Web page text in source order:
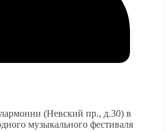
(Невский пр., д.30) в
музыкального фестиваля